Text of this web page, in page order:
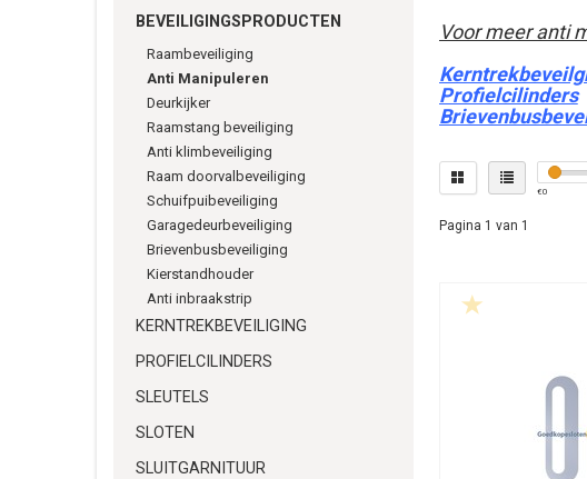
BEVEILIGINGSPRODUCTEN
Raambeveiliging
Anti Manipuleren
Deurkijker
Raamstang beveiliging
Anti klimbeveiliging
Raam doorvalbeveiliging
Schuifpuibeveiliging
Garagedeurbeveiliging
Brievenbusbeveiliging
Kierstandhouder
Anti inbraakstrip
KERNTREKBEVEILIGING
PROFIELCILINDERS
SLEUTELS
SLOTEN
SLUITGARNITUUR
Voor meer anti
Profielcilinders
€0
Pagina 1 van 1